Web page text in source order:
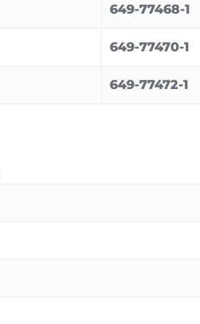
649-77468-1
649-77470-1
649-77472-1